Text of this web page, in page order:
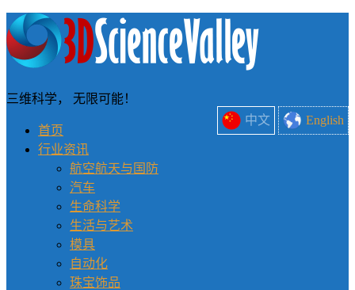
中文 English
三维科学， 无限可能！
首页
行业资讯
航空航天与国防
汽车
生命科学
生活与艺术
模具
自动化
珠宝饰品